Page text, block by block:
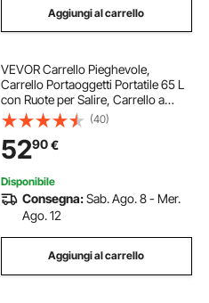
Aggiungi al carrello
VEVOR Carrello Pieghevole,
Carrello Portaoggetti Portatile 65 L
con Ruote per Salire, Carrello a
Mano con Ruote Girevoli 360°
Maniglia Telescopica per l'Ufficio,
l'Insegnante, in Movimento, Rosa
(40)
5290€
Disponibile
Consegna:Sab. Ago. 8 - Mer.
Ago. 12
Aggiungi al carrello